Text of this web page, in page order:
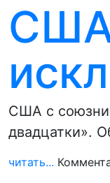
США
США с
двадцатки».
читать...